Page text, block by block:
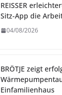
REISSER
Sitz-App die
04/08/2026
BRÖTJE zeigt
Einfamilienhaus